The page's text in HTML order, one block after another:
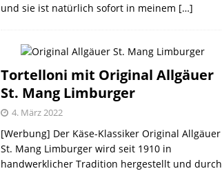
und sie ist natürlich sofort in meinem […]
Tortelloni mit Original Allgäuer
St. Mang Limburger
4. März 2022
[Werbung] Der Käse-Klassiker Original Allgäuer
St. Mang Limburger wird seit 1910 in
handwerklicher Tradition hergestellt und durch